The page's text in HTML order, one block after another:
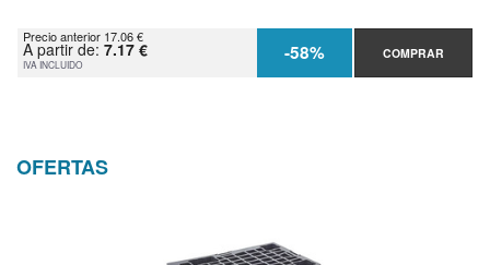
Precio anterior 17.06 €
A partir de: 7.17 €
IVA INCLUIDO -58% COMPRAR
OFERTAS